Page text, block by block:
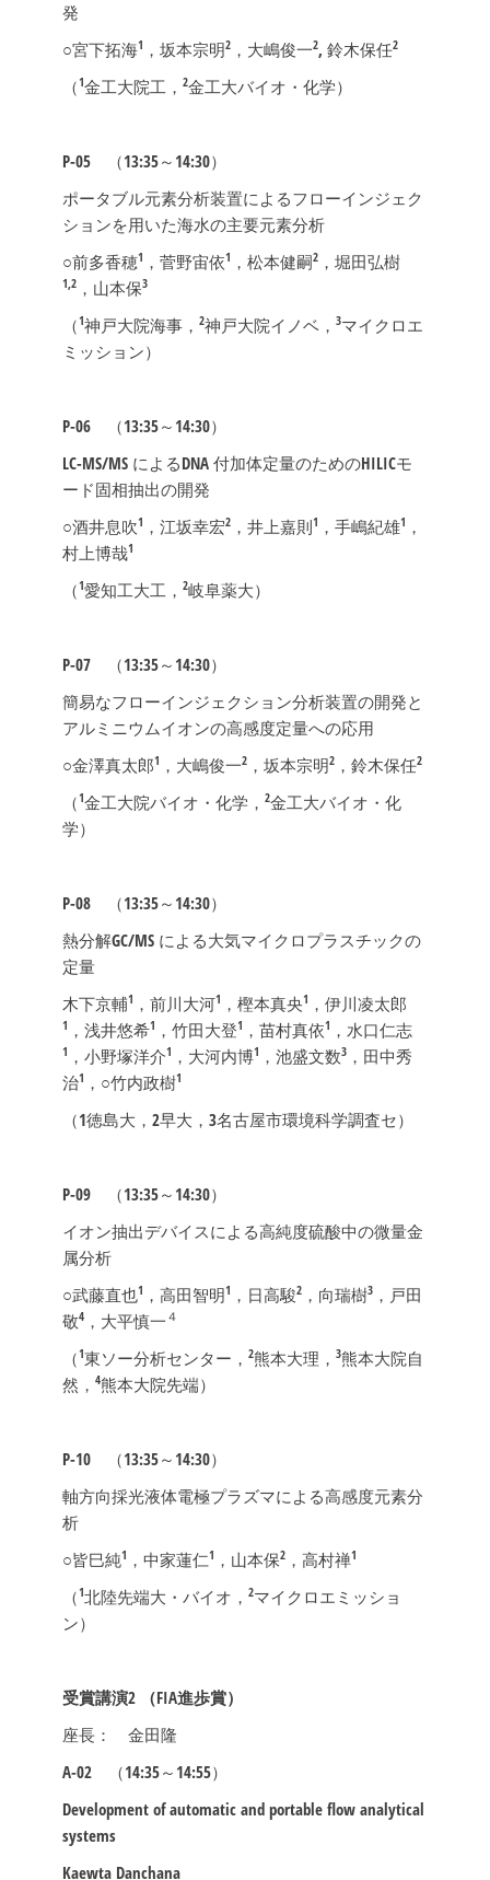
発
○宮下拓海1 ，坂本宗明2，大嶋俊一2, 鈴木保任2
（ 1金工大院工， 2金工大バイオ・化学）
P-05（13:35～14:30）
ポータブル元素分析装置によるフローインジェク
ションを用いた海水の主要元素分析
○前多香穂1 ，菅野宙依1 ，松本健嗣2，堀田弘樹
1,2，山本保3
（ 1神戸大院海事， 2神戸大院イノベ， 3マイクロエ
ミッション）
P-06（13:35～14:30）
LC-MS/MS によるDNA 付加体定量のためのHILICモ
ード固相抽出の開発
○酒井息吹1 ，江坂幸宏2，井上嘉則1 ，手嶋紀雄1 ，
村上博哉1
（ 1愛知工大工， 2岐阜薬大）
P-07（13:35～14:30）
簡易なフローインジェクション分析装置の開発と
アルミニウムイオンの高感度定量への応用
○金澤真太郎1 ，大嶋俊一2，坂本宗明2，鈴木保任2
（ 1金工大院バイオ・化学， 2金工大バイオ・化
学）
P-08（13:35～14:30）
熱分解GC/MS による大気マイクロプラスチックの
定量
木下京輔1 ，前川大河1 ，樫本真央1 ，伊川凌太郎
1 ，浅井悠希1 ，竹田大登1 ，苗村真依1 ，水口仁志
1 ，小野塚洋介1 ，大河内博1 ，池盛文数3，田中秀
治1 ，○竹内政樹1
（1徳島大，2早大，3名古屋市環境科学調査セ）
P-09（13:35～14:30）
イオン抽出デバイスによる高純度硫酸中の微量金
属分析
○武藤直也1 ，高田智明1 ，日高駿2，向瑞樹3，戸田
敬4，大平慎一 ４
（ 1東ソー分析センター， 2熊本大理， 3熊本大院自
然， 4熊本大院先端）
P-10（13:35～14:30）
軸方向採光液体電極プラズマによる高感度元素分
析
○皆巳純1 ，中家蓮仁1 ，山本保2，高村禅1
（ 1北陸先端大・バイオ， 2マイクロエミッショ
ン）
受賞講演2
（FIA進歩賞）
座長： 金田隆
A-02（14:35～14:55）
Development of automatic and portable flow analytical
systems
Kaewta Danchana